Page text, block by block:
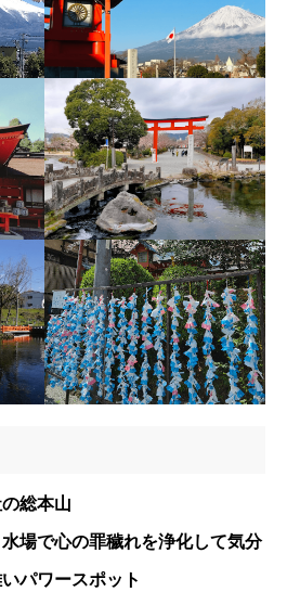
総本山
場で心の罪穢れを浄化して気分
パワースポット